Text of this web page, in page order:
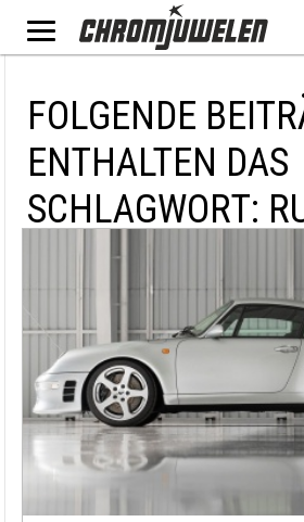
FOLGENDE
ENTHALTEN DAS
SCHLAGWORT: